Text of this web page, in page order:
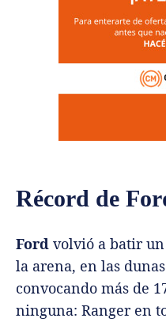
Récord de
Ford volvió a batir
la arena, en las
convocando más de
ninguna: Ranger en